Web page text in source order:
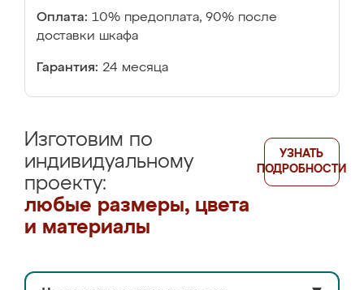
Оплата: 10% предоплата, 90% после
доставки шкафа
Гарантия: 24 месяца
Изготовим по
индивидуальному
проекту:
любые размеры, цвета
и материалы
УЗНАТЬ
ПОДРОБНОСТИ